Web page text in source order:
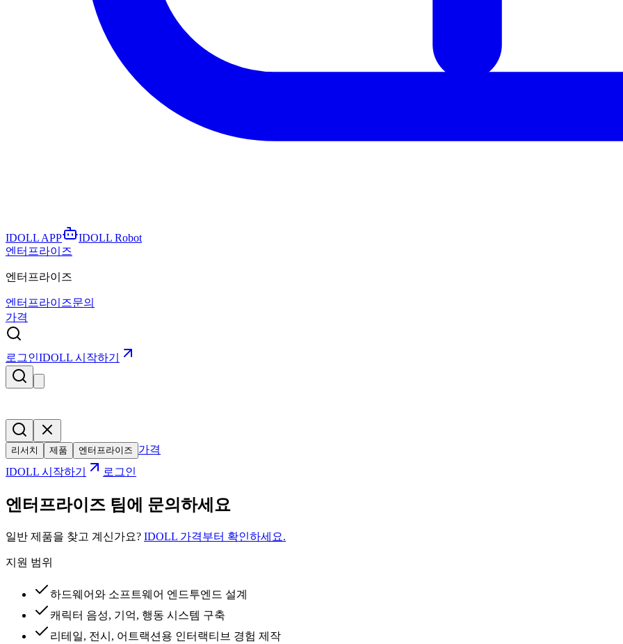
IDOLL APP
IDOLL Robot
엔터프라이즈
엔터프라이즈
엔터프라이즈문의
가격
로그인IDOLL 시작하기
리서치 제품 엔터프라이즈
가격
IDOLL 시작하기
로그인
엔터프라이즈 팀에 문의하세요
일반 제품을 찾고 계신가요? IDOLL 가격부터 확인하세요.
지원 범위
하드웨어와 소프트웨어 엔드투엔드 설계
캐릭터 음성, 기억, 행동 시스템 구축
리테일, 전시, 어트랙션용 인터랙티브 경험 제작